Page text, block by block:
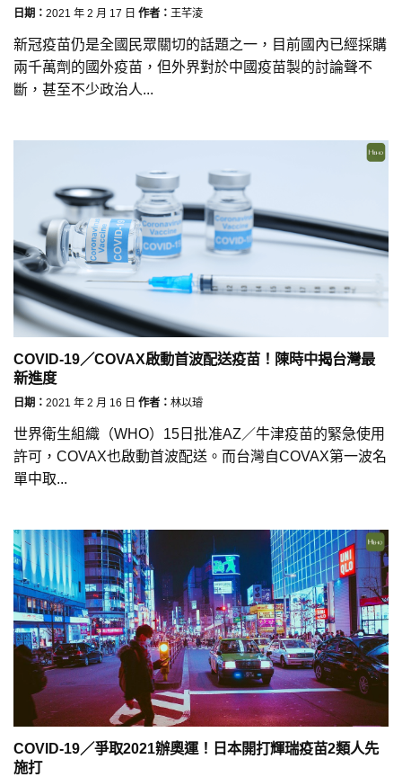
日期： 2021 年 2 月 17 日 作者： 王芊淩
新冠疫苗仍是全國民眾關切的話題之一，目前國內已經採購
兩千萬劑的國外疫苗，但外界對於中國疫苗製的討論聲不
斷，甚至不少政治人...
COVID-19／COVAX啟動首波配送疫苗！陳時中揭台灣最
新進度
日期： 2021 年 2 月 16 日 作者： 林以璿
世界衛生組織（WHO）15日批准AZ／牛津疫苗的緊急使用
許可，COVAX也啟動首波配送。而台灣自COVAX第一波名
單中取...
COVID-19／爭取2021辦奧運！日本開打輝瑞疫苗2類人先
施打